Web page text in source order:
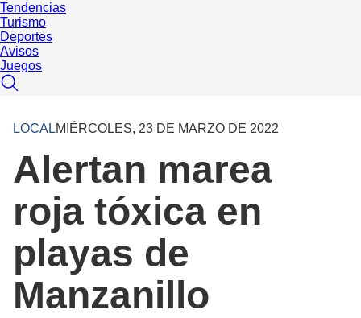
Tendencias
Turismo
Deportes
Avisos
Juegos
LOCALMIÉRCOLES, 23 DE MARZO DE 2022
Alertan marea
roja tóxica en
playas de
Manzanillo